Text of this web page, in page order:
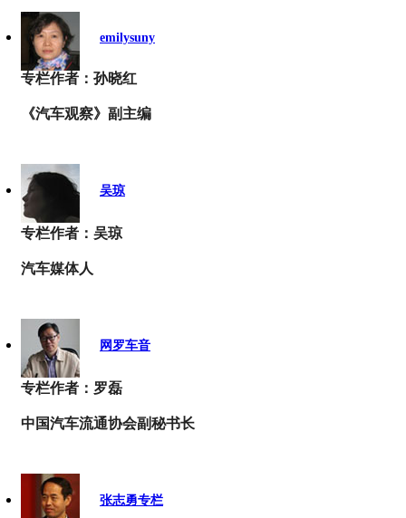
emilysuny
专栏作者：孙晓红
《汽车观察》副主编
吴琼
专栏作者：吴琼
汽车媒体人
网罗车音
专栏作者：罗磊
中国汽车流通协会副秘书长
张志勇专栏